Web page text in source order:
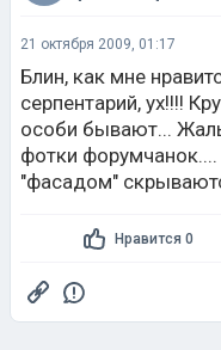
21 октября 2009, 01:17
Блин, как мне
серпентарий, ух!!!!
особи бывают...
фотки
"фасадом"
Нравится 0